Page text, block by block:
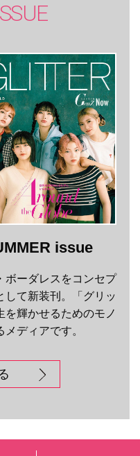
issue
ボーダレスをコンセプ
して新装刊。「グリッ
を輝かせるためのモノ
ディアです。